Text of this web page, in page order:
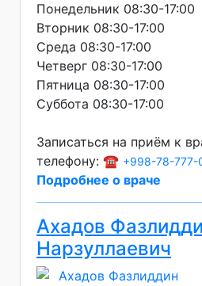
Понедельник 08:30-17:00
Вторник 08:30-17:00
Среда 08:30-17:00
Четверг 08:30-17:00
Пятница 08:30-17:00
Суббота 08:30-17:00
Записаться на приём к
телефону: ☎️ +998-78-777-
Подробнее о враче
Ахадов
Нарзуллаевич